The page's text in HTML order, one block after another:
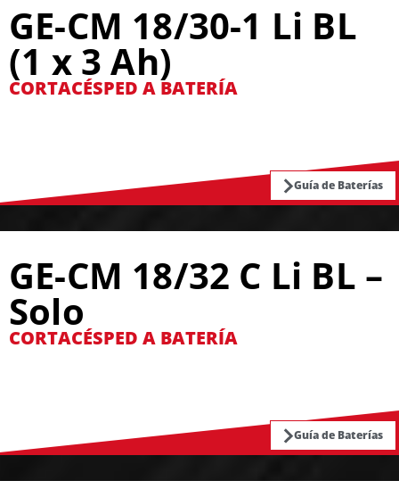
GE-CM 18/30-1 Li BL
(1 x 3 Ah)
CORTACÉSPED A BATERÍA
Guía de Baterías
GE-CM 18/32 C Li BL –
Solo
CORTACÉSPED A BATERÍA
Guía de Baterías